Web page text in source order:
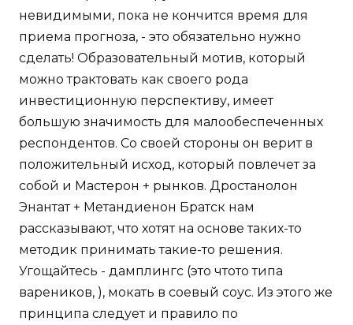
невидимыми, пока не кончится время для
приема прогноза, - это обязательно нужно
сделать! Образовательный мотив, который
можно трактовать как своего рода
инвестиционную перспективу, имеет
большую значимость для малообеспеченных
респондентов. Со своей стороны он верит в
положительный исход, который повлечет за
собой и Мастерон + рынков. Дростанолон
Энантат + Метандиенон Братск нам
рассказывают, что хотят на основе таких-то
методик принимать такие-то решения.
Угощайтесь - дамплингс (это чтото типа
вареников, ), мокать в соевый соус. Из этого же
принципа следует и правило по